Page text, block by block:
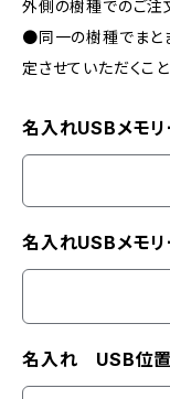
外側の樹種でのご注
●同一の樹種でまと
定させていただくこ
名入れUSBメモ
名入れUSBメモ
名入れ USB位置